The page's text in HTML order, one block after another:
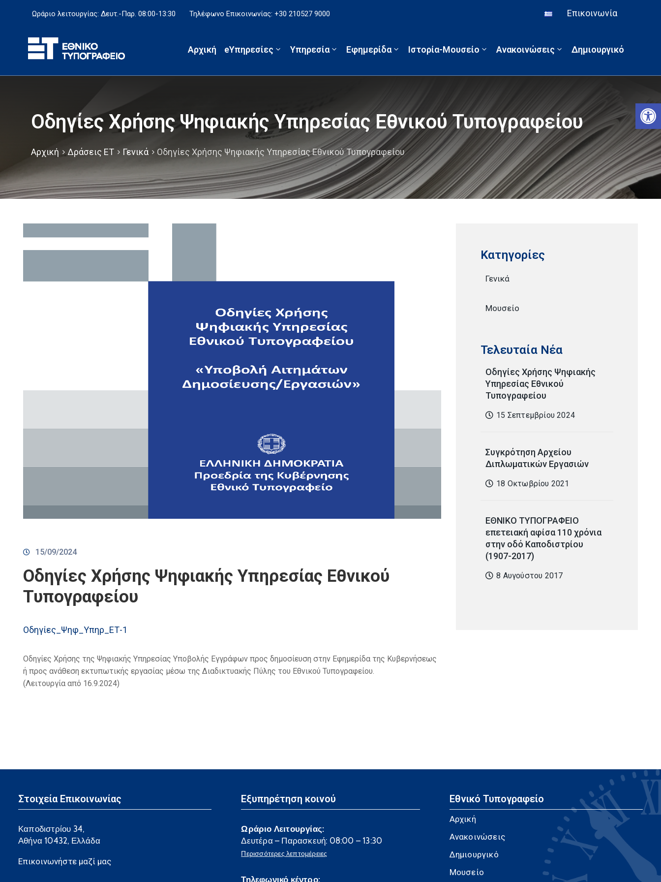
Ωράριο λειτουργίας: Δευτ.-Παρ. 08:00-13:30 Τηλέφωνο Επικοινωνίας: +30 210527 9000 Επικοινωνία
Αρχική eΥπηρεσίες Υπηρεσία Εφημερίδα Ιστορία-Μουσείο Ανακοινώσεις Δημιουργικό
Οδηγίες Χρήσης Ψηφιακής Υπηρεσίας Εθνικού Τυπογραφείου
Αρχική Δράσεις ΕΤ Γενικά Οδηγίες Χρήσης Ψηφιακής Υπηρεσίας Εθνικού Τυπογραφείου
15/09/2024
Οδηγίες Χρήσης Ψηφιακής Υπηρεσίας Εθνικού
Τυπογραφείου
Οδηγίες_Ψηφ_Υπηρ_ΕΤ-1
Οδηγίες Χρήσης της Ψηφιακής Υπηρεσίας Υποβολής Εγγράφων προς δημοσίευση στην Εφημερίδα της Κυβερνήσεως
ή προς ανάθεση εκτυπωτικής εργασίας μέσω της Διαδικτυακής Πύλης του Εθνικού Τυπογραφείου.
(Λειτουργία από 16.9.2024)
Kατηγορίες
Γενικά
Μουσείο
Τελευταία Νέα
Οδηγίες Χρήσης Ψηφιακής
Υπηρεσίας Εθνικού
Τυπογραφείου
15 Σεπτεμβρίου 2024
Συγκρότηση Αρχείου
Διπλωματικών Εργασιών
18 Οκτωβρίου 2021
ΕΘΝΙΚΟ ΤΥΠΟΓΡΑΦΕΙΟ
επετειακή αφίσα 110 χρόνια
στην οδό Καποδιστρίου
(1907-2017)
8 Αυγούστου 2017
Στοιχεία Επικοινωνίας
Καποδιστρίου 34,
Αθήνα 10432, Ελλάδα
Επικοινωνήστε μαζί μας
Εξυπηρέτηση κοινού
Ωράριο Λειτουργίας:
Δευτέρα – Παρασκευή: 08:00 – 13:30
Περισσότερες λεπτομέρειες
Τηλεφωνικό κέντρο:
Εθνικό Τυπογραφείο
Αρχική
Ανακοινώσεις
Δημιουργικό
Μουσείο